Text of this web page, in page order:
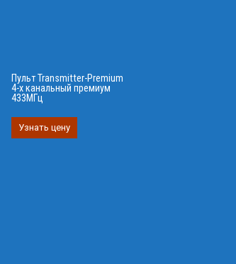
Пульт Transmitter-Premium
4-х канальный премиум
433МГц
Узнать цену